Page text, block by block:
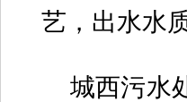
艺，出水水
城西污水